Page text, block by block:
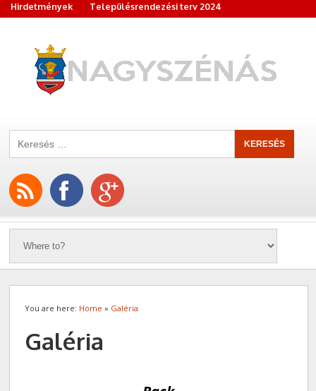
Hirdetmények
Településrendezési terv 2024
You are here: Home » Galéria
Galéria